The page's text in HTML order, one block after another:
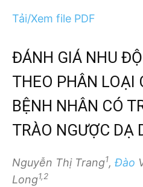
Tải/Xem file PDF
ĐÁNH GIÁ NHU
THEO PHÂN LOẠI
BỆNH NHÂN CÓ
TRÀO NGƯỢC DẠ
Nguyễn Thị Trang1, Đào
Long1,2